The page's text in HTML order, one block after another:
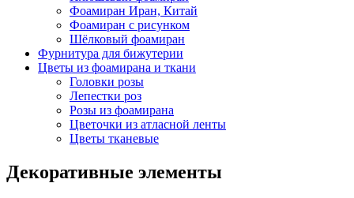
Фоамиран Иран, Китай
Фоамиран с рисунком
Шёлковый фоамиран
Фурнитура для бижутерии
Цветы из фоамирана и ткани
Головки розы
Лепестки роз
Розы из фоамирана
Цветочки из атласной ленты
Цветы тканевые
Декоративные элементы